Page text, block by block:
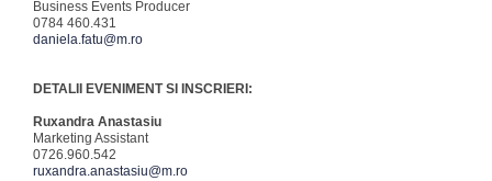
Business Events Producer
0784 460.431
daniela.fatu@m.ro
DETALII EVENIMENT SI INSCRIERI:
Ruxandra Anastasiu
Marketing Assistant
0726.960.542
ruxandra.anastasiu@m.ro